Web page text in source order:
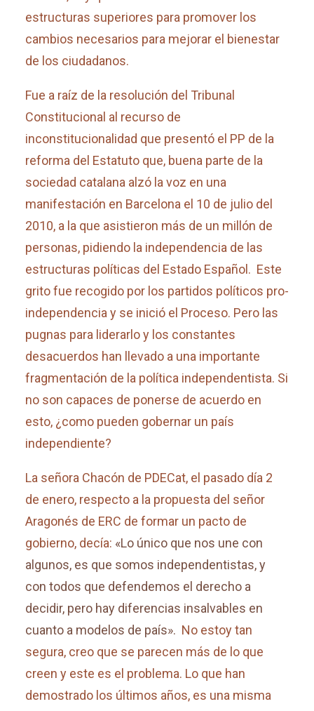
estructuras superiores para promover los
cambios necesarios para mejorar el bienestar
de los ciudadanos.
Fue a raíz de la resolución del Tribunal
Constitucional al recurso de
inconstitucionalidad que presentó el PP de la
reforma del Estatuto que, buena parte de la
sociedad catalana alzó la voz en una
manifestación en Barcelona el 10 de julio del
2010, a la que asistieron más de un millón de
personas, pidiendo la independencia de las
estructuras políticas del Estado Español. Este
grito fue recogido por los partidos políticos pro-
independencia y se inició el Proceso. Pero las
pugnas para liderarlo y los constantes
desacuerdos han llevado a una importante
fragmentación de la política independentista. Si
no son capaces de ponerse de acuerdo en
esto, ¿como pueden gobernar un país
independiente?
La señora Chacón de PDECat, el pasado día 2
de enero, respecto a la propuesta del señor
Aragonés de ERC de formar un pacto de
gobierno, decía: «Lo único que nos une con
algunos, es que somos independentistas, y
con todos que defendemos el derecho a
decidir, pero hay diferencias insalvables en
cuanto a modelos de país». No estoy tan
segura, creo que se parecen más de lo que
creen y este es el problema. Lo que han
demostrado los últimos años, es una misma